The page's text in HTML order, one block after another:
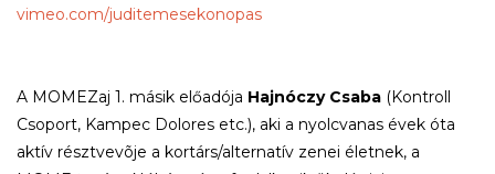
vimeo.com/juditemesekonopas
A MOMEZaj 1. másik előadója Hajnóczy Csaba (Kontroll
Csoport, Kampec Dolores etc.), aki a nyolcvanas évek óta
aktív résztvevõje a kortárs/alternatív zenei életnek, a